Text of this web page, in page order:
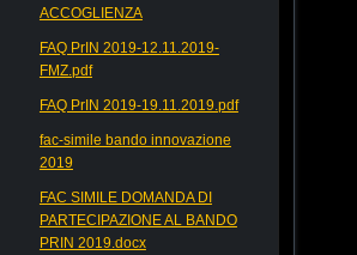
ACCOGLIENZA
FAQ PrIN 2019-12.11.2019-
FMZ.pdf
FAQ PrIN 2019-19.11.2019.pdf
fac-simile bando innovazione
2019
FAC SIMILE DOMANDA DI
PARTECIPAZIONE AL BANDO
PRIN 2019.docx